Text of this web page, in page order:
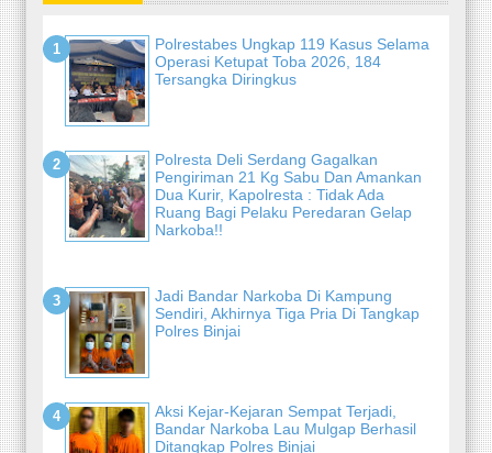
Polrestabes Ungkap 119 Kasus Selama
Operasi Ketupat Toba 2026, 184
Tersangka Diringkus
Polresta Deli Serdang Gagalkan
Pengiriman 21 Kg Sabu Dan Amankan
Dua Kurir, Kapolresta : Tidak Ada
Ruang Bagi Pelaku Peredaran Gelap
Narkoba!!
Jadi Bandar Narkoba Di Kampung
Sendiri, Akhirnya Tiga Pria Di Tangkap
Polres Binjai
Aksi Kejar-Kejaran Sempat Terjadi,
Bandar Narkoba Lau Mulgap Berhasil
Ditangkap Polres Binjai